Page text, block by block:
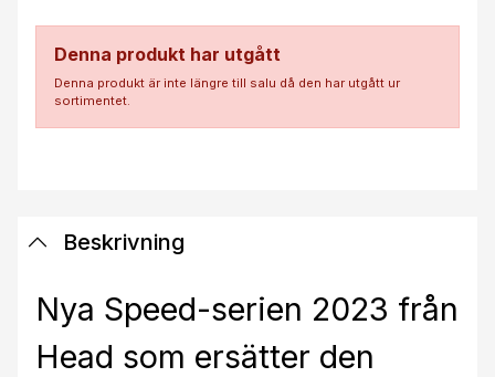
Denna produkt har utgått
Denna produkt är inte längre till salu då den har utgått ur
sortimentet.
Beskrivning
Nya Speed-serien 2023 från
Head som ersätter den